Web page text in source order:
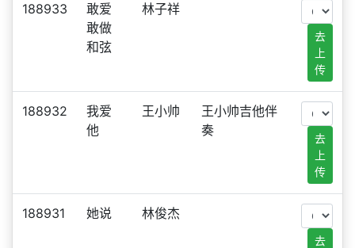
188933
敢爱
敢做
和弦
林子祥
去
上
传
188932
我爱
他
王小帅
王小帅吉他伴
奏
去
上
传
188931 她说 林俊杰
去